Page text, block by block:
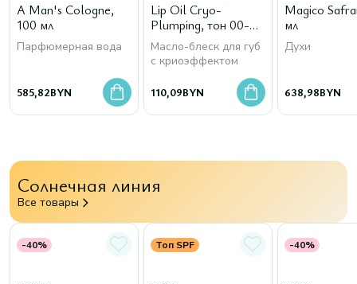
A Man's Cologne,
100 мл
Парфюмерная вода
585,82BYN
Lip Oil Cryo-
Plumping, тон 00-
Cryo Mint
Масло-блеск для губ
с криоэффектом
110,09BYN
Magico
мл
Духи
638,98BYN
Солнечная линия
Все товары
-40% Топ SPF -40%